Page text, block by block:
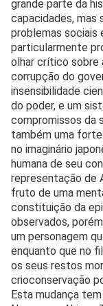
grande parte da
capacidades, mas
problemas sociais
particularmente
olhar crítico sobre
corrupção do
insensibilidade
do poder, e um
compromissos da
também uma
no imaginário
humana de seu
representação de
fruto de uma
constituição da
observados,
um personagem
enquanto que no
os seus restos
crioconservação
Esta mudança